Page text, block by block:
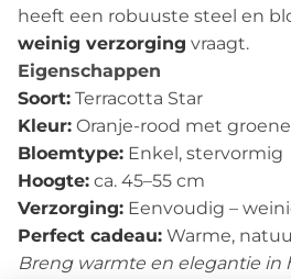
heeft een robuuste steel en
weinig verzorging vraagt.
Eigenschappen
Soort: Terracotta Star
Kleur: Oranje-rood met
Bloemtype: Enkel, stervormig
Hoogte: ca. 45–55 cm
Verzorging: Eenvoudig –
Perfect cadeau: Warme,
Breng warmte en elegantie in